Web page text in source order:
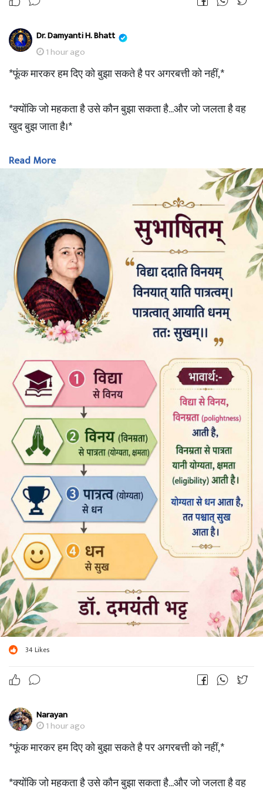
Dr. Damyanti H. Bhatt
1 hour ago
*फूंक मारकर हम दिए को बुझा सकते है पर अगरबत्ती को नहीं,*
*क्योंकि जो महकता है उसे कौन बुझा सकता है...और जो जलता है वह
खुद बुझ जाता है।*
??Great Morning ??
Read More
34Likes
Narayan
1 hour ago
*फूंक मारकर हम दिए को बुझा सकते है पर अगरबत्ती को नहीं,*
*क्योंकि जो महकता है उसे कौन बुझा सकता है...और जो जलता है वह